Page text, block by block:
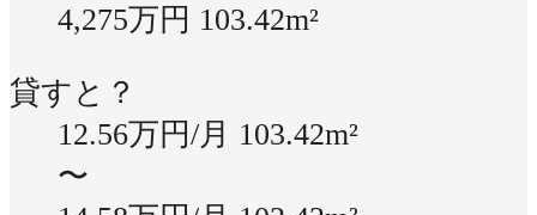
4,275万円 103.42m²
貸すと？
12.56万円/月 103.42m²
〜